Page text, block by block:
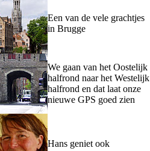
Een van de vele grachtjes
in Brugge
We gaan van het Oostelijk
halfrond naar het Westelijk
halfrond en dat laat onze
nieuwe GPS goed zien
Hans geniet ook